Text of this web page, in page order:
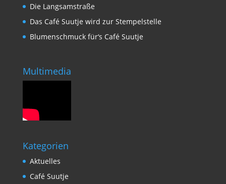
Die Langsamstraße
Das Café Suutje wird zur Stempelstelle
Blumenschmuck für‘s Café Suutje
Multimedia
Kategorien
Aktuelles
Café Suutje